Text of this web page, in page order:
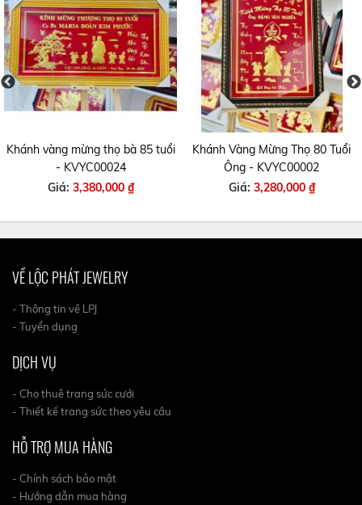
Khánh vàng mừng thọ bà 85 tuổi
- KVYC00024
Giá: 3,380,000 ₫
Khánh Vàng Mừng Thọ 80 Tuổi
Ông - KVYC00002
Giá: 3,280,000 ₫
VỀ LỘC PHÁT JEWELRY
- Thông tin về LPJ
- Tuyển dụng
DỊCH VỤ
- Cho thuê trang sức cưới
- Thiết kế trang sức theo yêu cầu
HỖ TRỢ MUA HÀNG
- Chính sách bảo mật
- Hướng dẫn mua hàng